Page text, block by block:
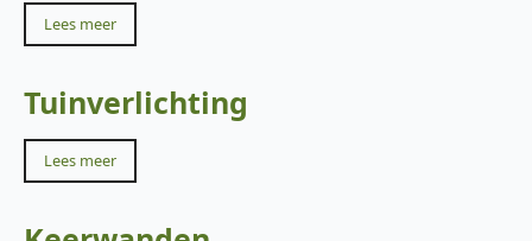
Lees meer
Tuinverlichting
Lees meer